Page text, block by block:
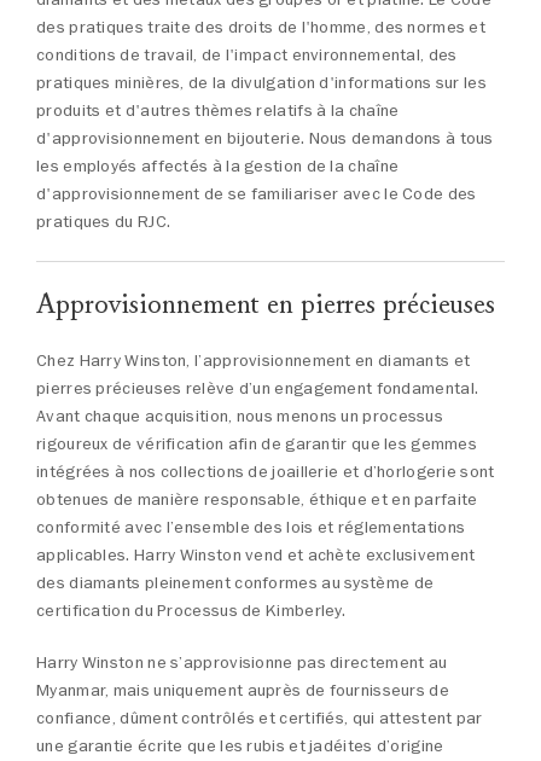
des pratiques traite des droits de l'homme, des normes et
conditions de travail, de l'impact environnemental, des
pratiques minières, de la divulgation d'informations sur les
produits et d'autres thèmes relatifs à la chaîne
d'approvisionnement en bijouterie. Nous demandons à tous
les employés affectés à la gestion de la chaîne
d'approvisionnement de se familiariser avec le Code des
pratiques du RJC.
Approvisionnement en pierres précieuses
Chez Harry Winston, l’approvisionnement en diamants et
pierres précieuses relève d’un engagement fondamental.
Avant chaque acquisition, nous menons un processus
rigoureux de vérification afin de garantir que les gemmes
intégrées à nos collections de joaillerie et d’horlogerie sont
obtenues de manière responsable, éthique et en parfaite
conformité avec l’ensemble des lois et réglementations
applicables. Harry Winston vend et achète exclusivement
des diamants pleinement conformes au système de
certification du Processus de Kimberley.
Harry Winston ne s’approvisionne pas directement au
Myanmar, mais uniquement auprès de fournisseurs de
confiance, dûment contrôlés et certifiés, qui attestent par
une garantie écrite que les rubis et jadéites d’origine